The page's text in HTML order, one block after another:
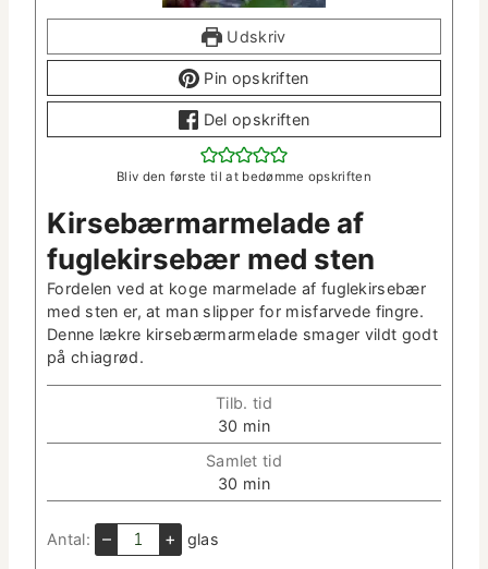
Udskriv
Pin opskriften
Del opskriften
Bliv den første til at bedømme opskriften
Kirse­bær­marme­lade af
fuglekirse­bær med sten
Forde­len ved at koge marme­lade af fuglekirse­bær
med sten er, at man slip­per for mis­farvede fin­gre.
Denne lækre kirse­bær­marme­lade smager vildt godt
på chiagrød.
Tilb. tid
30 m
i
n
min
Sam­let tid
30 m
i
min
Antal: – + glas